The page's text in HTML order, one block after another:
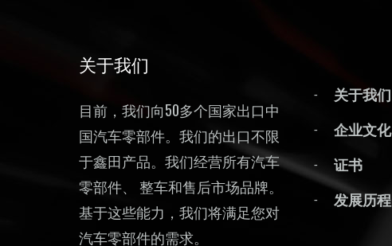
关于我们
目前，我们向50多个国家出口中
国汽车零部件。我们的出口不限
于鑫田产品。我们经营所有汽车
零部件、 整车和售后市场品牌。
基于这些能力，我们将满足您对
汽车零部件的需求。
关于我们
企业文化
证书
发展历程